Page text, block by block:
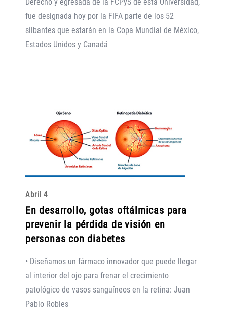
Derecho y egresada de la FCPyS de esta Universidad,
fue designada hoy por la FIFA parte de los 52
silbantes que estarán en la Copa Mundial de México,
Estados Unidos y Canadá
Abril 4
En desarrollo, gotas oftálmicas para
prevenir la pérdida de visión en
personas con diabetes
• Diseñamos un fármaco innovador que puede llegar
al interior del ojo para frenar el crecimiento
patológico de vasos sanguíneos en la retina: Juan
Pablo Robles